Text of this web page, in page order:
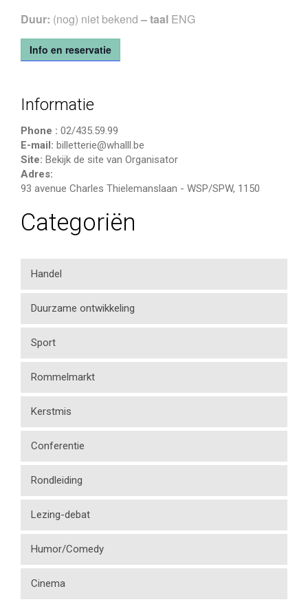
Duur: (nog) niet bekend – taal ENG
Info en reservatie
Informatie
Phone : 02/435.59.99
E-mail: billetterie@whalll.be
Site: Bekijk de site van Organisator
Adres:
93 avenue Charles Thielemanslaan - WSP/SPW, 1150
Categoriën
Handel
Duurzame ontwikkeling
Sport
Rommelmarkt
Kerstmis
Conferentie
Rondleiding
Lezing-debat
Humor/Comedy
Cinema